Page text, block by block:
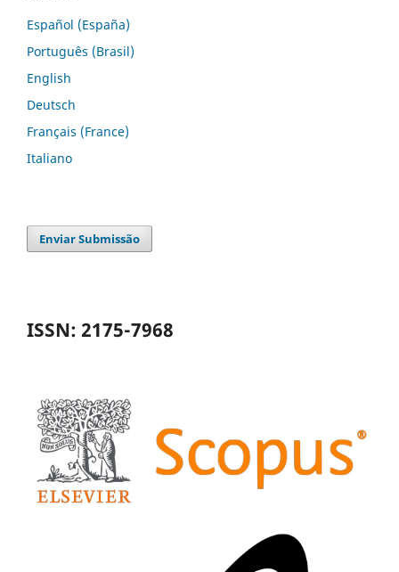
Español (España)
Português (Brasil)
English
Deutsch
Français (France)
Italiano
Enviar Submissão
ISSN: 2175-7968